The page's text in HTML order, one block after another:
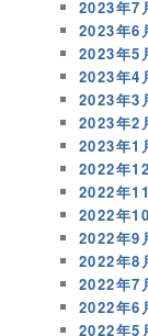
2023年7
2023年6
2023年5
2023年4
2023年3
2023年2
2023年1
2022年
2022年
2022年
2022年9
2022年8
2022年7
2022年6
2022年5